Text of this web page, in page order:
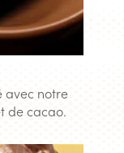
avec notre
de cacao.